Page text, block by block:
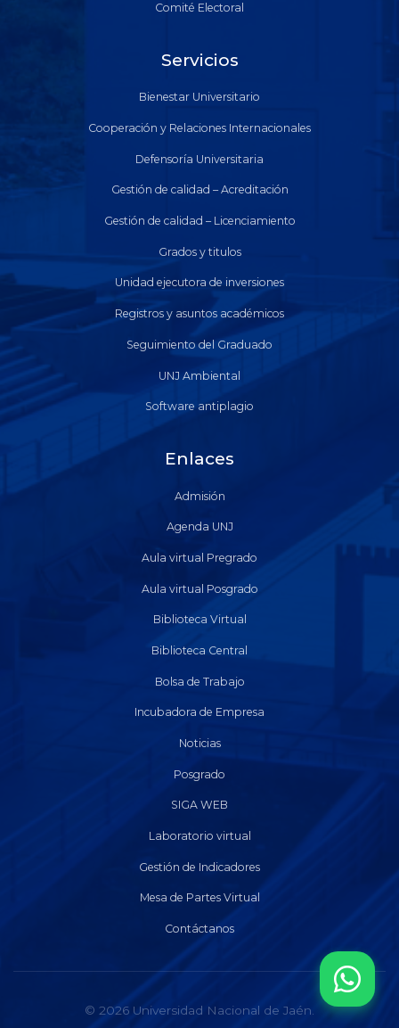
Comité Electoral
Servicios
Bienestar Universitario
Cooperación y Relaciones Internacionales
Defensoría Universitaria
Gestión de calidad – Acreditación
Gestión de calidad – Licenciamiento
Grados y titulos
Unidad ejecutora de inversiones
Registros y asuntos académicos
Seguimiento del Graduado
UNJ Ambiental
Software antiplagio
Enlaces
Admisión
Agenda UNJ
Aula virtual Pregrado
Aula virtual Posgrado
Biblioteca Virtual
Biblioteca Central
Bolsa de Trabajo
Incubadora de Empresa
Noticias
Posgrado
SIGA WEB
Laboratorio virtual
Gestión de Indicadores
Mesa de Partes Virtual
Contáctanos
© 2026 Universidad Nacional de Jaén.